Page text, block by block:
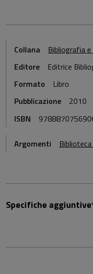
Collana
Bibliografia
Editore
Editrice
Formato
Libro
Pubblicazione
2010
ISBN
Argomenti
Specifiche aggiuntive